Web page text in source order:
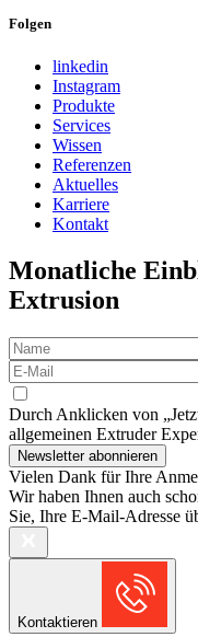
Folgen
linkedin
Instagram
Produkte
Services
Wissen
Referenzen
Aktuelles
Karriere
Kontakt
Monatliche
Extrusion
Durch Anklicken von
allgemeinen Extruder
Newsletter abonnieren
Vielen Dank für Ihre
Wir haben Ihnen auch
Sie, Ihre E-Mail-Adresse
Kontaktieren